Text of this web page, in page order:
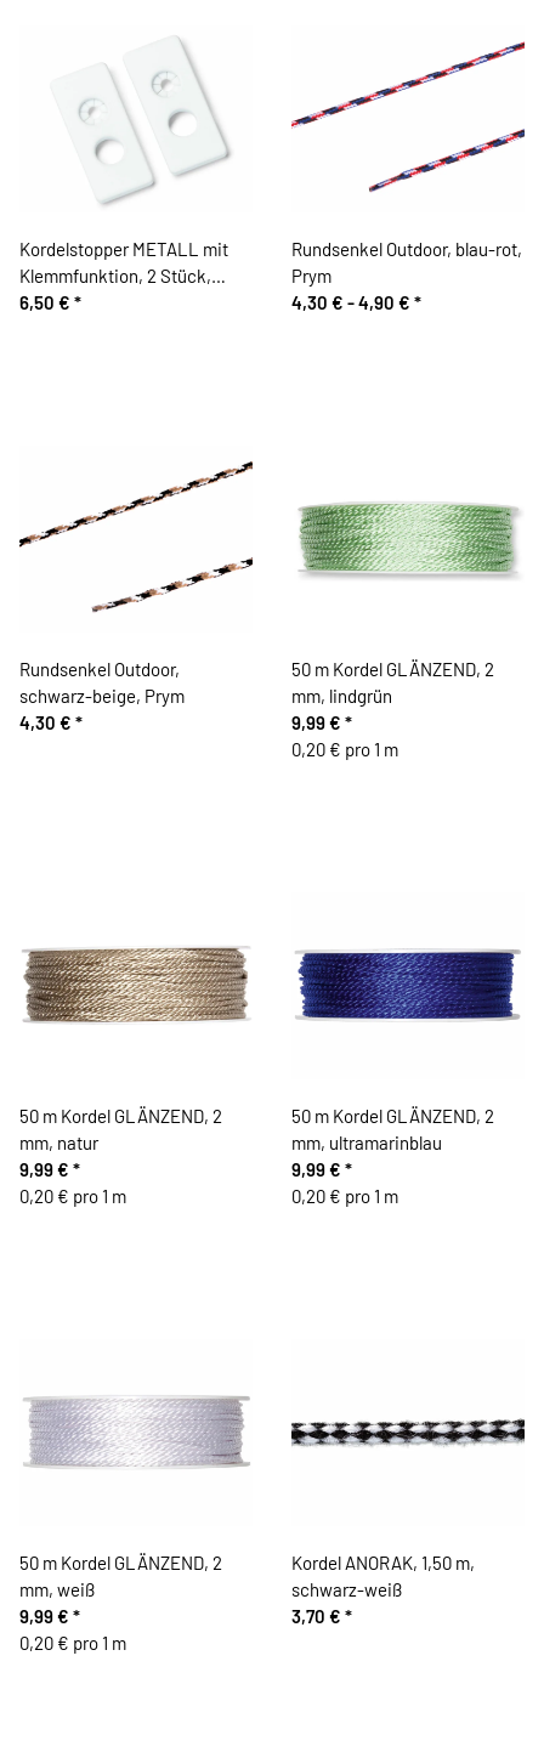
Kordelstopper METALL mit
Klemmfunktion, 2 Stück,
weiß, Prym
6,50 € *
Rundsenkel Outdoor, blau-rot,
Prym
4,30 € -4,90 € *
Rundsenkel Outdoor,
schwarz-beige, Prym
4,30 € *
50 m Kordel GLÄNZEND, 2
mm, lindgrün
9,99 € *
0,20 € pro 1 m
50 m Kordel GLÄNZEND, 2
mm, natur
9,99 € *
0,20 € pro 1 m
50 m Kordel GLÄNZEND, 2
mm, ultramarinblau
9,99 € *
0,20 € pro 1 m
50 m Kordel GLÄNZEND, 2
mm, weiß
9,99 € *
0,20 € pro 1 m
Kordel ANORAK, 1,50 m,
schwarz-weiß
3,70 € *